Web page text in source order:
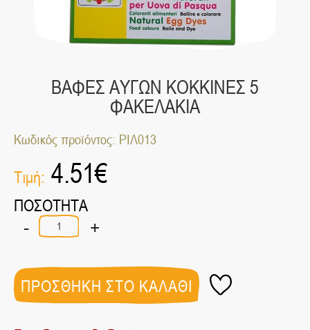
ΒΑΦΕΣ ΑΥΓΩΝ ΚΟΚΚΙΝΕΣ 5
ΦΑΚΕΛΑΚΙΑ
Κωδικός προϊόντος: ΡΙΛ013
Τιμή: 4.51€
ΠΟΣΟΤΗΤΑ
-
ΒΑΦΕΣ
ΑΥΓΩΝ
ΦΑΚΕΛΑΚΙΑ
ποσότητα
+
ΠΡΟΣΘΗΚΗ ΣΤΟ ΚΑΛΑΘΙ